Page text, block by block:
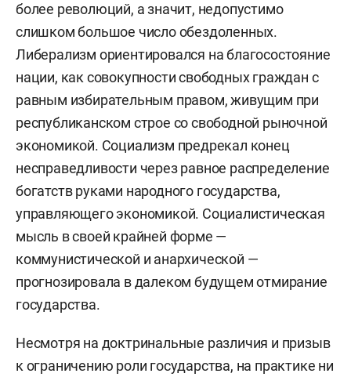
более революций, а значит, недопустимо
слишком большое число обездоленных.
Либерализм ориентировался на благосостояние
нации, как совокупности свободных граждан с
равным избирательным правом, живущим при
республиканском строе со свободной рыночной
экономикой. Социализм предрекал конец
несправедливости через равное распределение
богатств руками народного государства,
управляющего экономикой. Социалистическая
мысль в своей крайней форме —
коммунистической и анархической —
прогнозировала в далеком будущем отмирание
государства.
Несмотря на доктринальные различия и призыв
к ограничению роли государства, на практике ни